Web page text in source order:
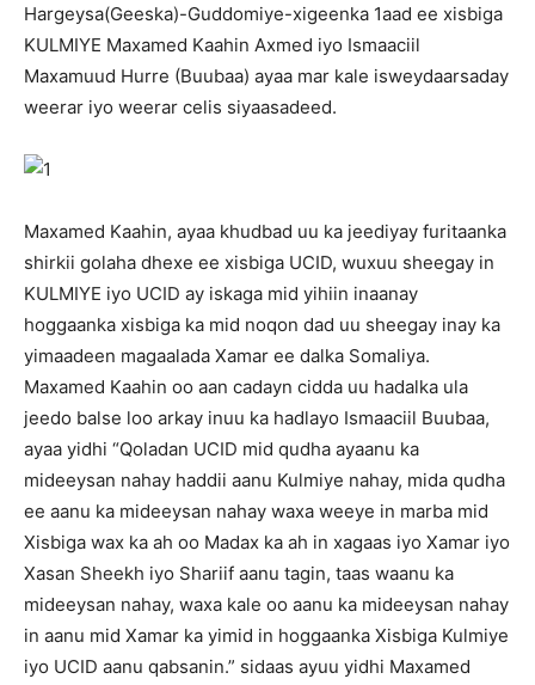
Hargeysa(Geeska)-Guddomiye-xigeenka 1aad ee xisbiga
KULMIYE Maxamed Kaahin Axmed iyo Ismaaciil
Maxamuud Hurre (Buubaa) ayaa mar kale isweydaarsaday
weerar iyo weerar celis siyaasadeed.
Maxamed Kaahin, ayaa khudbad uu ka jeediyay furitaanka
shirkii golaha dhexe ee xisbiga UCID, wuxuu sheegay in
KULMIYE iyo UCID ay iskaga mid yihiin inaanay
hoggaanka xisbiga ka mid noqon dad uu sheegay inay ka
yimaadeen magaalada Xamar ee dalka Somaliya.
Maxamed Kaahin oo aan cadayn cidda uu hadalka ula
jeedo balse loo arkay inuu ka hadlayo Ismaaciil Buubaa,
ayaa yidhi “Qoladan UCID mid qudha ayaanu ka
mideeysan nahay haddii aanu Kulmiye nahay, mida qudha
ee aanu ka mideeysan nahay waxa weeye in marba mid
Xisbiga wax ka ah oo Madax ka ah in xagaas iyo Xamar iyo
Xasan Sheekh iyo Shariif aanu tagin, taas waanu ka
mideeysan nahay, waxa kale oo aanu ka mideeysan nahay
in aanu mid Xamar ka yimid in hoggaanka Xisbiga Kulmiye
iyo UCID aanu qabsanin.” sidaas ayuu yidhi Maxamed